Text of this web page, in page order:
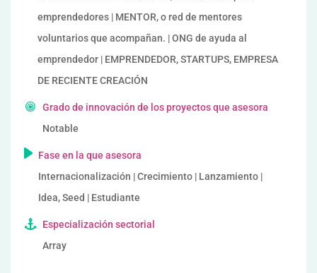
emprendedores | MENTOR, o red de mentores
voluntarios que acompañan. | ONG de ayuda al
emprendedor | EMPRENDEDOR, STARTUPS, EMPRESA
DE RECIENTE CREACIÓN
Grado de innovación de los proyectos que asesora
Notable
Fase en la que asesora
Internacionalización | Crecimiento | Lanzamiento |
Idea, Seed | Estudiante
Especialización sectorial
Array